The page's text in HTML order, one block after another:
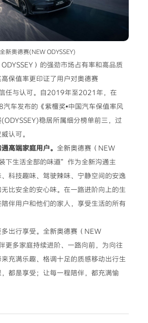
全新奥德赛(NEW ODYSSEY)
）的强劲市场占有率和高品质
保值率更印证了用户对奥德赛
信任与认可。自2019年至2021年，在
汽车发布的《紫檀奖•中国汽车保值率风
稳居所属细分榜单前三，过
认可。
高端家庭用户。 全新奥德赛（NEW
下生活全部的味道”作为全新沟通主
科技趣味、驾驶辣味、宁静空间的安逸
比安全的安心味。在一路进阶向上的生
伴用户和他们的家人，享受生活的所有
出行享受。全新奥德赛（NEW
更多家庭持续进阶、一路向前，为向往
充满乐趣、格调十足的质感移动出行生
都是享受；让每一程陪伴，都充满愉